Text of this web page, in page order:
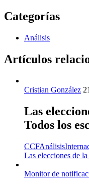
Categorías
Análisis
Artículos
Cristian González
Las
Todos los
CCFAnálisis
Las elecciones de
Monitor de